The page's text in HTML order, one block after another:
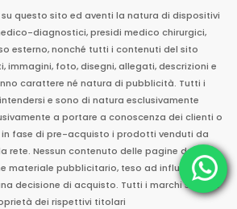
questo sito ed aventi la natura di dispositivi
diagnostici, presidi medico chirurgici,
esterno, nonché tutti i contenuti del sito
immagini, foto, disegni, allegati, descrizioni e
carattere né natura di pubblicità. Tutti i
e sono di natura esclusivamente
a portare a conoscenza dei clienti o
fase di pre-acquisto i prodotti venduti da
rete. Nessun contenuto delle pagine del sito
materiale pubblicitario, teso ad influenzare in
decisione di acquisto. Tutti i marchi sono di
dei rispettivi titolari